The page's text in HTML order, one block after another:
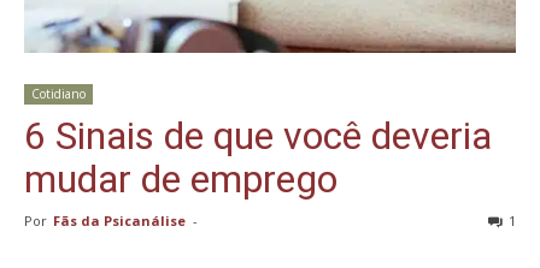
Cotidiano
6 Sinais de que você deveria
mudar de emprego
Por Fãs da Psicanálise - 1